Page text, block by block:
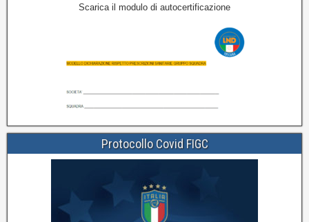
Scarica il modulo di autocertificazione
Protocollo Covid FIGC